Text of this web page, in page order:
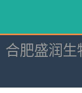
合肥盛润生